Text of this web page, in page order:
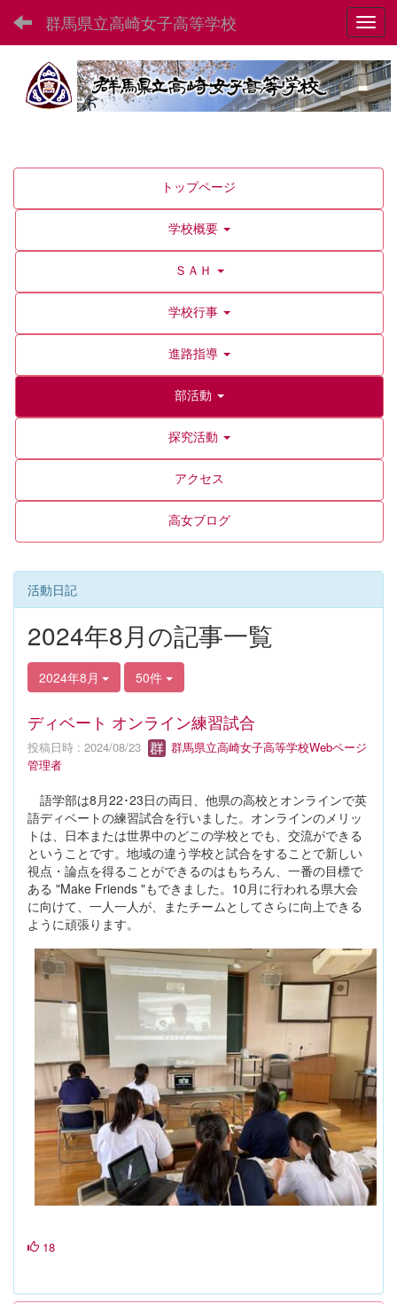
群馬県立高崎女子高等学校
トップページ
学校概要
ＳＡＨ
学校行事
進路指導
部活動
探究活動
アクセス
高女ブログ
活動日記
2024年8月の記事一覧
2024年8月 50件
ディベート オンライン練習試合
投稿日時 : 2024/08/23
群馬県立高崎女子高等学校Webページ
管理者
語学部は8月22･23日の両日、他県の高校とオンラインで英
語ディベートの練習試合を行いました。オンラインのメリッ
トは、日本または世界中のどこの学校とでも、交流ができる
ということです。地域の違う学校と試合をすることで新しい
視点・論点を得ることができるのはもちろん、一番の目標で
ある "Make Friends "もできました。10月に行われる県大会
に向けて、一人一人が、またチームとしてさらに向上できる
ように頑張ります。
18